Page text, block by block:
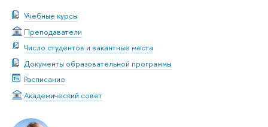
Учебные курсы
Преподаватели
Число студентов и вакантные места
Документы образовательной программы
Расписание
Академический совет